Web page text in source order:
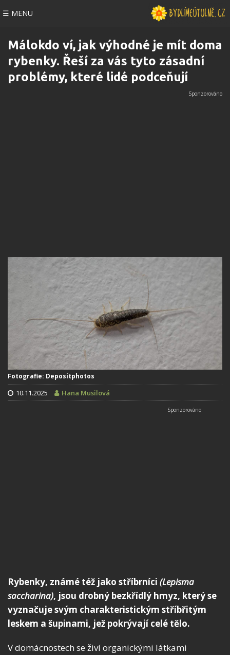
☰ MENU
Málokdo ví, jak výhodné je mít doma
rybenky. Řeší za vás tyto zásadní
problémy, které lidé podceňují
Fotografie: Depositphotos
10.11.2025 Hana Musilová
Rybenky, známé též jako stříbrníci (Lepisma
saccharina), jsou drobný bezkřídlý hmyz, který se
vyznačuje svým charakteristickým stříbřitým
leskem a šupinami, jež pokrývají celé tělo.
V domácnostech se živí organickými látkami